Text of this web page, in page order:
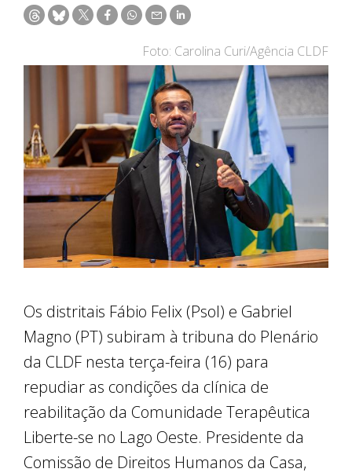
Foto: Carolina Curi/Agência CLDF
Os distritais Fábio Felix (Psol) e Gabriel
Magno (PT) subiram à tribuna do Plenário
da CLDF nesta terça-feira (16) para
repudiar as condições da clínica de
reabilitação da Comunidade Terapêutica
Liberte-se no Lago Oeste. Presidente da
Comissão de Direitos Humanos da Casa,